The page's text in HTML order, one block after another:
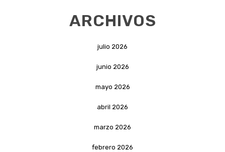
ARCHIVOS
julio 2026
junio 2026
mayo 2026
abril 2026
marzo 2026
febrero 2026